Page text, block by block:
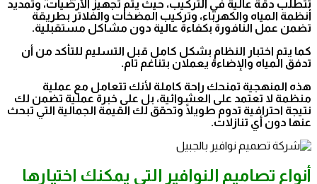
تتطلب دقة عالية في التركيب، حيث يتم تجهيز الأرضيات، وتمديد
أنظمة المياه والكهرباء، وتركيب المضخات والفلاتر بطريقة
تضمن عمل النافورة بكفاءة عالية دون مشاكل مستقبلية.
كما يتم اختبار النظام بشكل كامل قبل التسليم للتأكد من أن
تدفق المياه والإضاءة يعملان بتناغم تام.
هذه المنهجية تمنحك راحة كاملة لأنك تتعامل مع عملية
منظمة لا تعتمد على العشوائية، بل على خبرة عملية تضمن لك
نتيجة احترافية تدوم طويلًا وتحقق لك القيمة الجمالية التي تبحث
عنها دون أي تنازلات.
أنواع تصاميم النوافير التي يمكنك اختيارها